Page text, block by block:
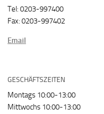
Tel: 0203-997400
Fax: 0203-997402
Email
GESCHÄFTSZEITEN
Montags 10:00-13:00
Mittwochs 10:00-13:00